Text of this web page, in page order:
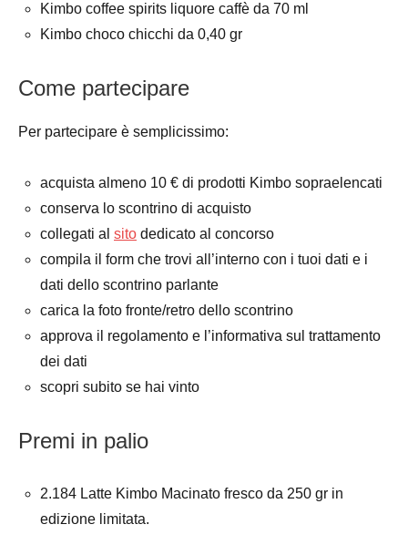
Kimbo coffee spirits liquore caffè da 70 ml
Kimbo choco chicchi da 0,40 gr
Come partecipare
Per partecipare è semplicissimo:
acquista almeno 10 € di prodotti Kimbo sopraelencati
conserva lo scontrino di acquisto
collegati al sito dedicato al concorso
compila il form che trovi all’interno con i tuoi dati e i
dati dello scontrino parlante
carica la foto fronte/retro dello scontrino
approva il regolamento e l’informativa sul trattamento
dei dati
scopri subito se hai vinto
Premi in palio
2.184 Latte Kimbo Macinato fresco da 250 gr in
edizione limitata.